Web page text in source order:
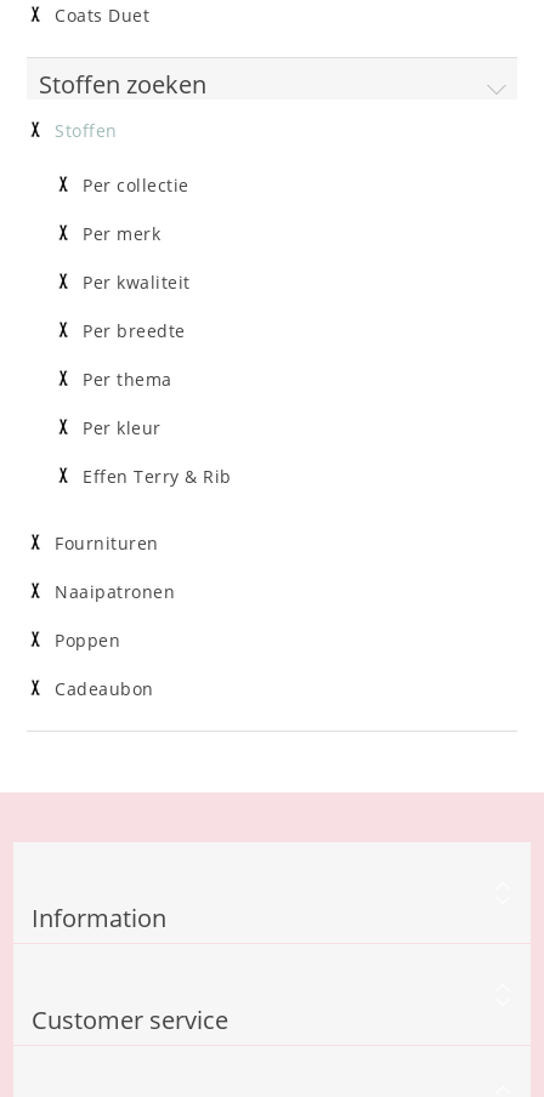
Coats Duet
Stoffen zoeken
Stoffen
Per collectie
Per merk
Per kwaliteit
Per breedte
Per thema
Per kleur
Effen Terry & Rib
Fournituren
Naaipatronen
Poppen
Cadeaubon
Information
Customer service